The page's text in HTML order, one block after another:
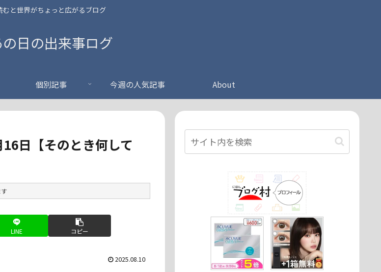
むと世界がちょっと広がるブログ
の日の出来事ログ
個別記事 今週の人気記事 About
日【そのとき何して
LINE コピー
2025.08.10